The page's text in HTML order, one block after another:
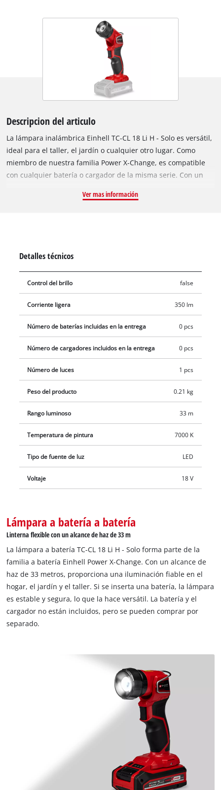
Descripcion del articulo
La lámpara inalámbrica Einhell TC-CL 18 Li H - Solo es versátil,
ideal para el taller, el jardín o cualquier otro lugar. Como
miembro de nuestra familia Power X-Change, es compatible
con cualquier batería o cargador de la misma serie. Con un
7000 Kelvin (similar a la luz del día), esta linterna a pilas tiene
cuenta con un agarre suave para mayor comodidad. La
lámpara se suministra sin batería ni cargador, que se venden
por separado.
Ver mas información
Detalles técnicos
Control del brillo false
Corriente ligera 350 lm
Número de baterías incluidas en la entrega 0 pcs
Número de cargadores incluidos en la entrega 0 pcs
Número de luces 1 pcs
Peso del producto 0.21 kg
Rango luminoso 33 m
Temperatura de pintura 7000 K
Tipo de fuente de luz LED
Voltaje 18 V
Lámpara a batería a batería
Linterna flexible con un alcance de haz de 33 m
La lámpara a batería TC-CL 18 Li H - Solo forma parte de la
familia a batería Einhell Power X-Change. Con un alcance de
haz de 33 metros, proporciona una iluminación fiable en el
hogar, el jardín y el taller. Si se inserta una batería, la lámpara
es estable y segura, lo que la hace versátil. La batería y el
cargador no están incluidos, pero se pueden comprar por
separado.